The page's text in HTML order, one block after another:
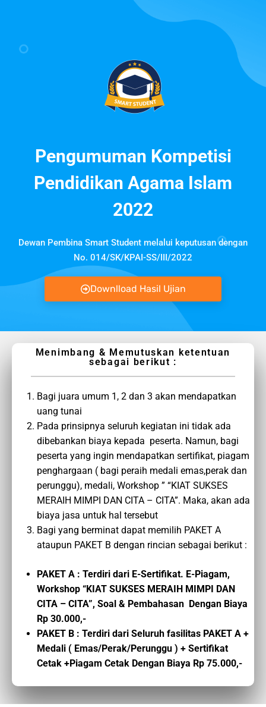
Pengumuman Kompetisi
Pendidikan Agama Islam
2022
Dewan Pembina Smart Student melalui keputusan dengan
No. 014/SK/KPAI-SS/III/2022
Downlload Hasil Ujian
Menimbang & Memutuskan ketentuan
sebagai berikut :
Bagi juara umum 1, 2 dan 3 akan mendapatkan
uang tunai
Pada prinsipnya seluruh kegiatan ini tidak ada
dibebankan biaya kepada peserta. Namun, bagi
peserta yang ingin mendapatkan sertifikat, piagam
penghargaan ( bagi peraih medali emas,perak dan
perunggu), medali, Workshop ” “KIAT SUKSES
MERAIH MIMPI DAN CITA – CITA”. Maka, akan ada
biaya jasa untuk hal tersebut
Bagi yang berminat dapat memilih PAKET A
ataupun PAKET B dengan rincian sebagai berikut :
PAKET A : Terdiri dari E-Sertifikat. E-Piagam,
Workshop “KIAT SUKSES MERAIH MIMPI DAN
CITA – CITA”, Soal & Pembahasan Dengan Biaya
Rp 30.000,-
PAKET B : Terdiri dari Seluruh fasilitas PAKET A +
Medali ( Emas/Perak/Perunggu ) + Sertifikat
Cetak +Piagam Cetak Dengan Biaya Rp 75.000,-